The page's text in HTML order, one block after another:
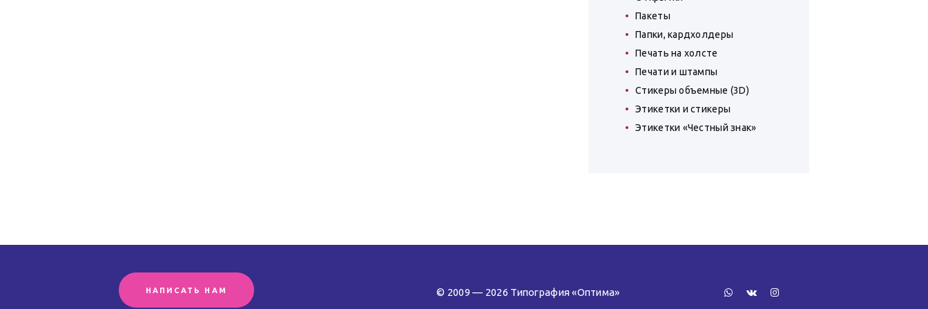
Пакеты
Папки, кардхолдеры
Печать на холсте
Печати и штампы
Стикеры объемные (3D)
Этикетки и стикеры
Этикетки «Честный знак»
НАПИСАТЬ НАМ © 2009 — 2026 Типография «Оптима»